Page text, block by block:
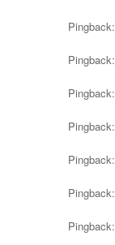
Pingback:
Pingback:
Pingback:
Pingback:
Pingback:
Pingback:
Pingback: